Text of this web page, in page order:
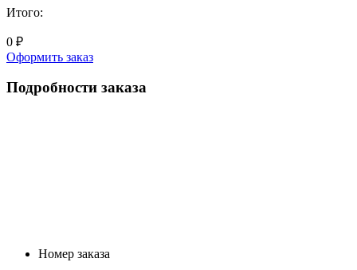
Итого:
0 ₽
Оформить заказ
Подробности заказа
Номер заказа